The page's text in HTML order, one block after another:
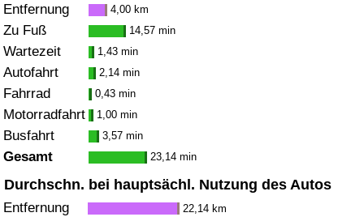
Entfernung 4,00 km
Zu Fuß 14,57 min
Wartezeit 1,43 min
Autofahrt 2,14 min
Fahrrad 0,43 min
Motorradfahrt 1,00 min
Busfahrt 3,57 min
Gesamt 23,14 min
Durchschn. bei hauptsächl. Nutzung des Autos
Entfernung 22,14 km
Verkehrs-Index nach Land